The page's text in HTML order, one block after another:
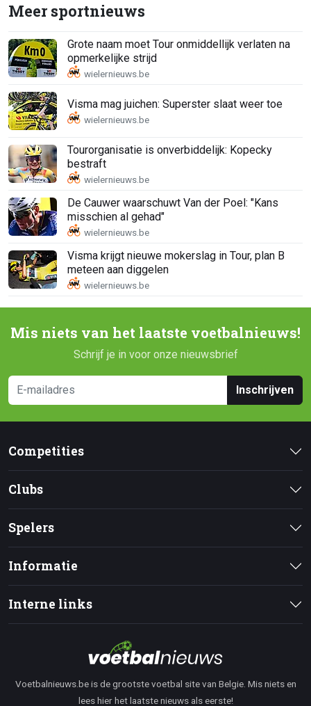
Meer sportnieuws
Grote naam moet Tour onmiddellijk verlaten na
opmerkelijke strijd
Visma mag juichen: Superster slaat weer toe
Tourorganisatie is onverbiddelijk: Kopecky
bestraft
De Cauwer waarschuwt Van der Poel: "Kans
misschien al gehad"
Visma krijgt nieuwe mokerslag in Tour, plan B
meteen aan diggelen
Mis niets van het laatste voetbalnieuws!
Schrijf je in voor onze nieuwsbrief
Inschrijven
Competities
Clubs
Spelers
Informatie
Interne links
Voetbalnieuws.be is de grootste voetbal site van Belgie. Mis niets en
lees hier het laatste nieuws als eerste!